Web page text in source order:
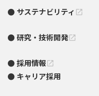
サステナビリティ open_in_new
研究・技術開発open_in_new
採用情報open_in_new
キャリア採用